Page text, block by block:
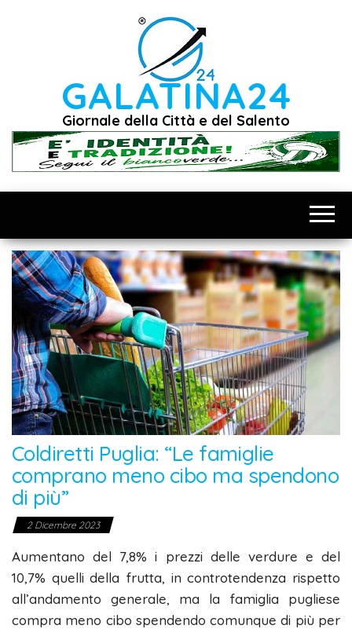
GALATINA24
Giornale della Città e del Salento
Coldiretti Puglia: “Le famiglie
comprano meno cibo ma spendono
di più”
2 Dicembre 2023
Aumentano del 7,8% i prezzi delle verdure e del
10,7% quelli della frutta, in controtendenza rispetto
all’andamento generale, ma la famiglia pugliese
compra meno cibo spendendo comunque di più per